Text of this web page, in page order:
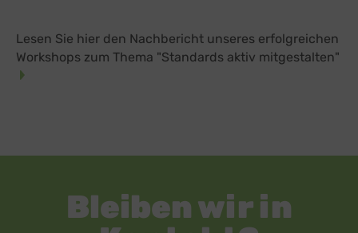
Lesen Sie hier den Nachbericht unseres erfolgreichen
Workshops zum Thema "Standards aktiv mitgestalten"
Bleiben wir in